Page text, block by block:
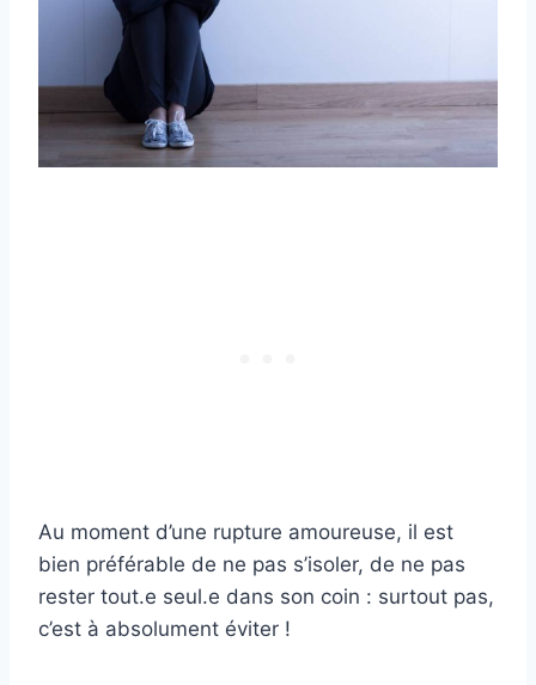
Au moment d’une rupture amoureuse, il est
bien préférable de ne pas s’isoler, de ne pas
rester tout.e seul.e dans son coin : surtout pas,
c’est à absolument éviter !